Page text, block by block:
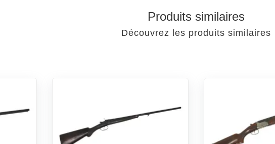
Produits similaires
Découvrez les produits similaires